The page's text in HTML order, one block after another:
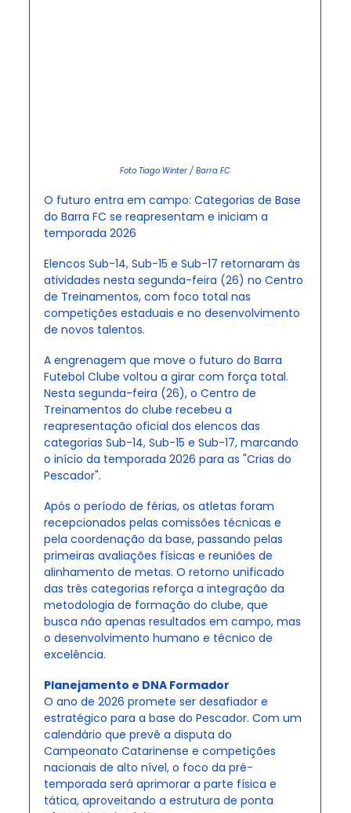
Foto Tiago Winter / Barra FC
O futuro entra em campo: Categorias de Base
do Barra FC se reapresentam e iniciam a
temporada 2026
Elencos Sub-14, Sub-15 e Sub-17 retornaram às
atividades nesta segunda-feira (26) no Centro
de Treinamentos, com foco total nas
competições estaduais e no desenvolvimento
de novos talentos.
A engrenagem que move o futuro do Barra
Futebol Clube voltou a girar com força total.
Nesta segunda-feira (26), o Centro de
Treinamentos do clube recebeu a
reapresentação oficial dos elencos das
categorias Sub-14, Sub-15 e Sub-17, marcando
o início da temporada 2026 para as "Crias do
Pescador".
Após o período de férias, os atletas foram
recepcionados pelas comissões técnicas e
pela coordenação da base, passando pelas
primeiras avaliações físicas e reuniões de
alinhamento de metas. O retorno unificado
das três categorias reforça a integração da
metodologia de formação do clube, que
busca não apenas resultados em campo, mas
o desenvolvimento humano e técnico de
excelência.
Planejamento e DNA Formador
O ano de 2026 promete ser desafiador e
estratégico para a base do Pescador. Com um
calendário que prevê a disputa do
Campeonato Catarinense e competições
nacionais de alto nível, o foco da pré-
temporada será aprimorar a parte física e
tática, aproveitando a estrutura de ponta